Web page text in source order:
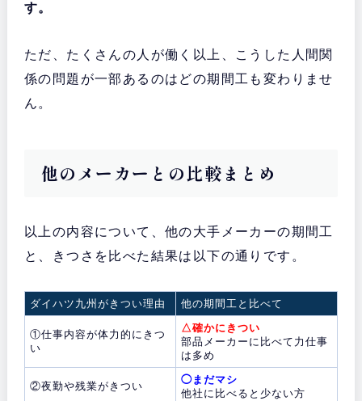
す。
ただ、たくさんの人が働く以上、こうした人間関
係の問題が一部あるのはどの期間工も変わりませ
ん。
他のメーカーとの比較まとめ
以上の内容について、他の大手メーカーの期間工
と、きつさを比べた結果は以下の通りです。
ダイハツ九州がきつい理由 他の期間工と比べて
①仕事内容が体力的にきつ
い
△確かにきつい
部品メーカーに比べて力仕事
は多め
②夜勤や残業がきつい
◯まだマシ
他社に比べると少ない方